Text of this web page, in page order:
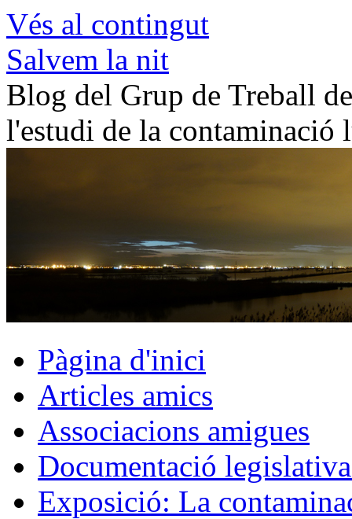
Vés al contingut
Salvem la nit
Blog del Grup de Treball
l'estudi de la contaminació
Pàgina d'inici
Articles amics
Associacions amigues
Documentació
Exposició: La